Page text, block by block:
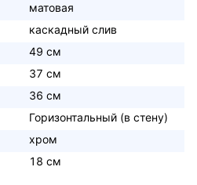
матовая
каскадный слив
49 см
37 см
36 см
Горизонтальный (в стену)
хром
18 см